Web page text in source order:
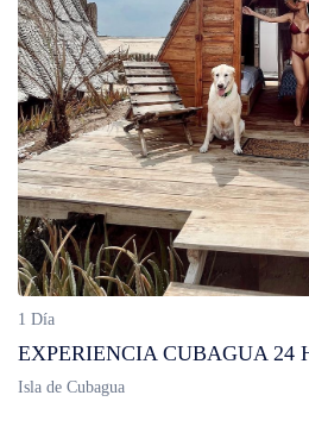
1 Día
EXPERIENCIA CUBAGUA 24
Isla de Cubagua